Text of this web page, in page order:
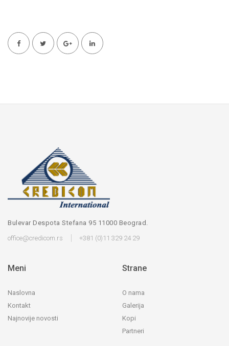
Bulevar Despota Stefana 95 11000 Beograd.
office@credicom.rs
+381 (0)11 329 24 29
Meni
Naslovna
Kontakt
Najnovije novosti
Strane
O nama
Galerija
Kopi
Partneri